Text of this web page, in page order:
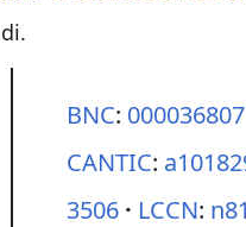
BNC: 000036807
CANTIC:
3506
LCCN: